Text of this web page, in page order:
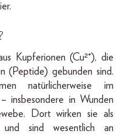
Kupferionen (Cu²⁺), die
(Peptide) gebunden sind.
natürlicherweise im
insbesondere in Wunden
Dort wirken sie als
und sind wesentlich an